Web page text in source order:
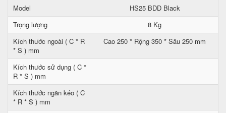
Model
HS25 BDD Black
Trọng lượng
8 Kg
Kích thước ngoài ( C * R
* S ) mm
Cao 250 * Rộng 350 * Sâu 250 mm
Kích thước sử dụng ( C *
R * S ) mm
Kích thước ngăn kéo ( C
* R * S ) mm